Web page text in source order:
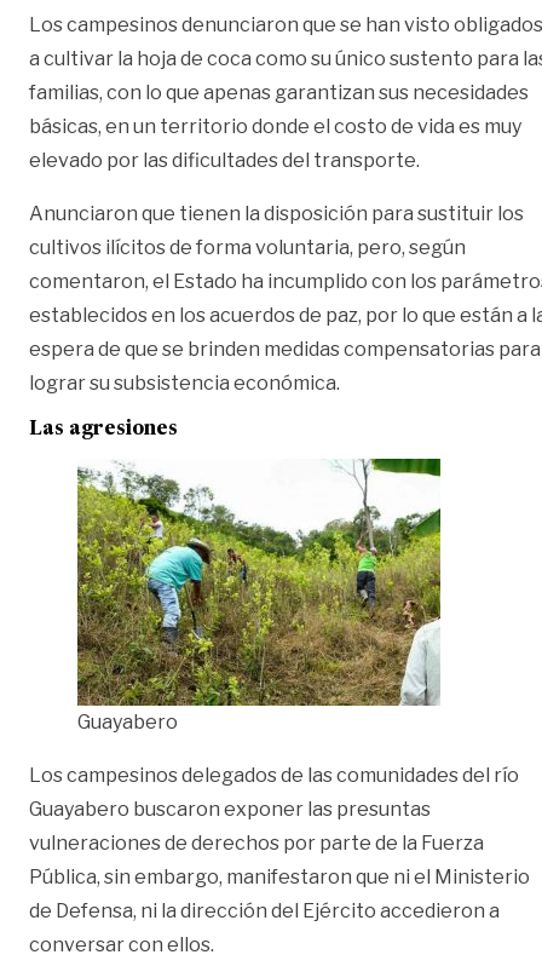
Los campesinos denunciaron que se han visto obligados
a cultivar la hoja de coca como su único sustento para
familias, con lo que apenas garantizan sus necesidades
básicas, en un territorio donde el costo de vida es muy
elevado por las dificultades del transporte.
Anunciaron que tienen la disposición para sustituir los
cultivos ilícitos de forma voluntaria, pero, según
comentaron, el Estado ha incumplido con los
establecidos en los acuerdos de paz, por lo que están a
espera de que se brinden medidas compensatorias para
lograr su subsistencia económica.
Las agresiones
Guayabero
Los campesinos delegados de las comunidades del río
Guayabero buscaron exponer las presuntas
vulneraciones de derechos por parte de la Fuerza
Pública, sin embargo, manifestaron que ni el Ministerio
de Defensa, ni la dirección del Ejército accedieron a
conversar con ellos.